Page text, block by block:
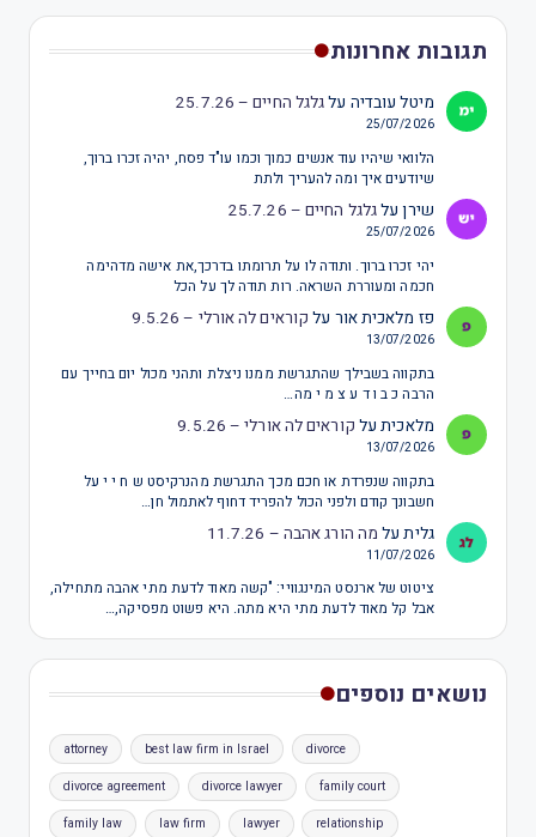
תגובות אחרונות
מיטל עובדיה עלגלגל החיים – 25.7.26
25/07/2026
הלוואי שיהיו עוד אנשים כמוך וכמו עו"ד פסח, יהיה זכרו ברוך,
שיודעים איך ומה להעריך ולתת
שירןעלגלגל החיים – 25.7.26
25/07/2026
יהי זכרו ברוך. ותודה לו על תרומתו בדרכך,את אישה מדהימה
חכמה ומעוררת השראה. רות תודה לך על הכל
פז מלאכית אור על קוראים לה אורלי – 9.5.26
13/07/2026
בתקווה בשבילך שהתגרשת ממנו ניצלת ותהני מכול יום בחייך עם
הרבה כ ב ו ד ע צ מ י מה…
מלאכיתעל קוראים לה אורלי – 9.5.26
13/07/2026
בתקווה שנפרדת או חכם מכך התגרשת מהנרקיסט ש ח י י על
חשבונך קודם ולפני הכול להפריד דחוף לאתמול חן…
גליתעל מה הורג אהבה – 11.7.26
11/07/2026
ציטוט של ארנסט המינגוויי: "קשה מאוד לדעת מתי אהבה מתחילה,
אבל קל מאוד לדעת מתי היא מתה. היא פשוט מפסיקה,…
נושאים נוספים
attorney best law firm in Israel divorce
divorce agreement divorce lawyer family court
family law law firm lawyer relationship